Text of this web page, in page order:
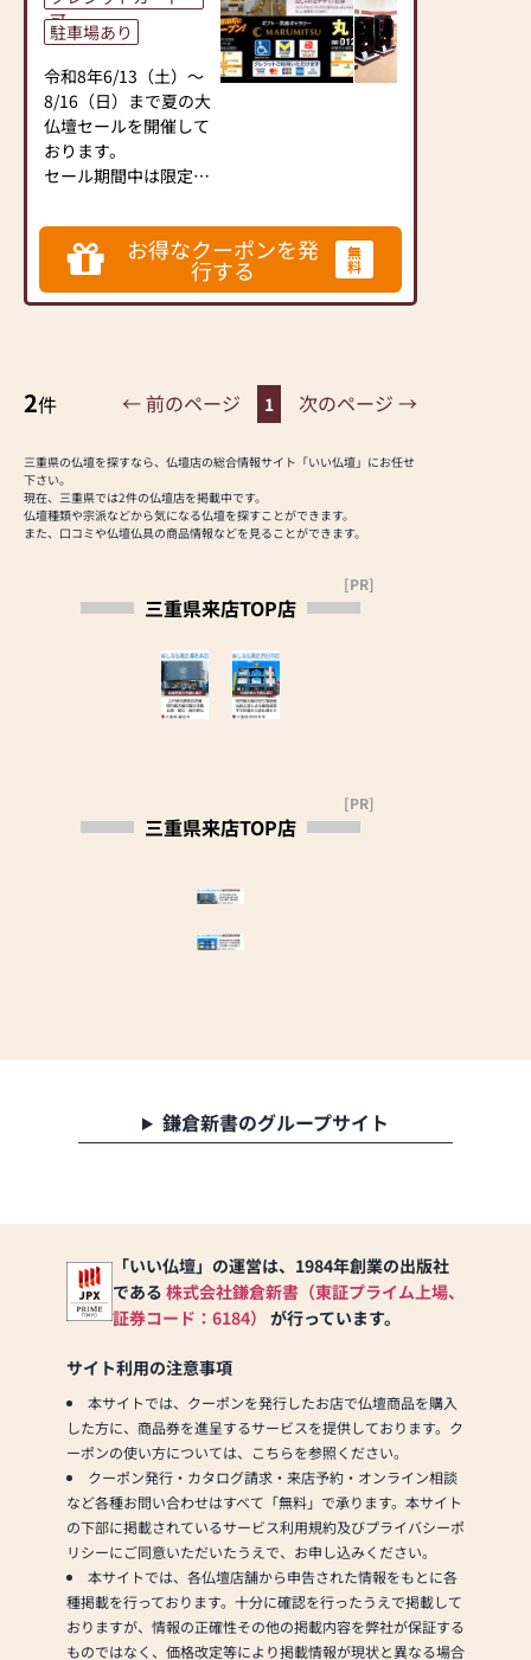
おります。
伝統や地域の風習など
も踏まえながら、あな
たにピッタリな供養の
形を納得するまで相談
させて頂き、ご家族が
心安らぐ場所を形にし
ていく事が私達の幸せ
見学だけでも大歓迎で
す。
可
駐車場あり
令和8年6/13（土）～
8/16（日）まで夏の大
仏壇セールを開催して
おります。
セール期間中は限定特
従来型・上置型・台付
型とサイズ・デザイ
ン・価格と幅広く80基
の仏壇・神徒壇(祖霊
品・ペット供養品・進
ます。
樹木葬・永代供養・納
骨壇・海洋散骨・墓
にお問い合わせくださ
午前10時～午後7時ま
で営業、定休日は水曜
ご来店を心よりお待ち
会社丸満
お得なクーポンを発
行する
無
料
2件 ← 前のページ 1 次のページ →
三重県の仏壇を探すなら、仏壇店の総合情報サイト「いい仏壇」にお任せ
下さい。
現在、三重県では2件の仏壇店を掲載中です。
仏壇種類や宗派などから気になる仏壇を探すことができます。
また、口コミや仏壇仏具の商品情報などを見ることができます。
三重県来店TOP店
[PR]
三重県来店TOP店
[PR]
鎌倉新書のグループサイト
「いい仏壇」の運営は、1984年創業の出版社
である 株式会社鎌倉新書（東証プライム上場、
証券コード：6184） が行っています。
サイト利用の注意事項
本サイトでは、クーポンを発行したお店で仏壇商品を購入
した方に、商品券を進呈するサービスを提供しております。ク
ーポンの使い方については、こちらを参照ください。
クーポン発行・カタログ請求・来店予約・オンライン相談
など各種お問い合わせはすべて「無料」で承ります。本サイト
の下部に掲載されているサービス利用規約及びプライバシーポ
リシーにご同意いただいたうえで、お申し込みください。
本サイトでは、各仏壇店舗から申告された情報をもとに各
種掲載を行っております。十分に確認を行ったうえで掲載して
おりますが、情報の正確性その他の掲載内容を弊社が保証する
ものではなく、価格改定等により掲載情報が現状と異なる場合